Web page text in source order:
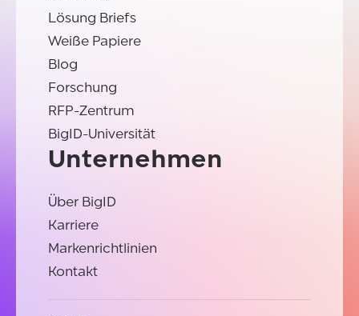
Lösung Briefs
Weiße Papiere
Blog
Forschung
RFP-Zentrum
BigID-Universität
Unternehmen
Über BigID
Karriere
Markenrichtlinien
Kontakt